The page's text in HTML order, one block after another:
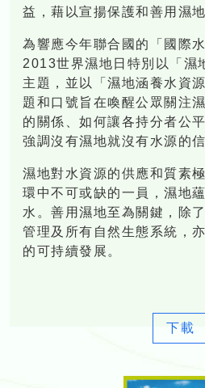
益，藉以宣揚保護和善用濕地
為響應今年聯合國的「國際
2013世界濕地日特別以「濕
主題，並以「濕地涵養水資
題和口號旨在喚醒公眾關注
的關係、如何讓各持分者公
強調沒有濕地就沒有水源的信
濕地對水資源的供應和質素
環中不可或缺的一員，濕地
水。善用濕地至為關鍵，除
管理及所有自然生態系統，
的可持續發展。
下載